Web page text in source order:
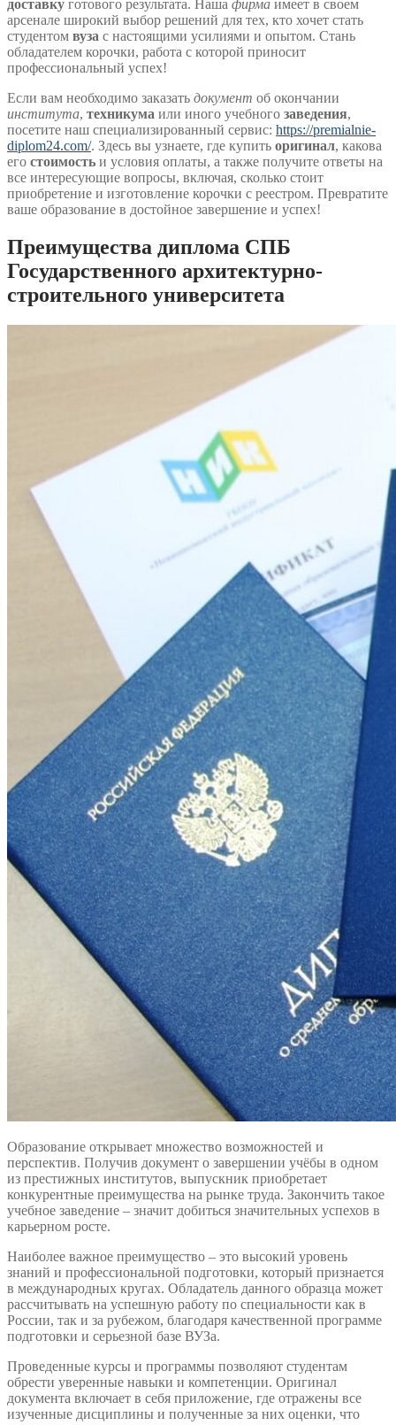
доставку готового результата. Наша фирма имеет в своем
арсенале широкий выбор решений для тех, кто хочет стать
студентом вуза с настоящими усилиями и опытом. Стань
обладателем корочки, работа с которой приносит
профессиональный успех!
Если вам необходимо заказать документ об окончании
института, техникума или иного учебного заведения,
посетите наш специализированный сервис: https://premialnie-
diplom24.com/. Здесь вы узнаете, где купить оригинал, какова
его стоимость и условия оплаты, а также получите ответы на
все интересующие вопросы, включая, сколько стоит
приобретение и изготовление корочки с реестром. Превратите
ваше образование в достойное завершение и успех!
Преимущества диплома СПБ
Государственного архитектурно-
строительного университета
Образование открывает множество возможностей и
перспектив. Получив документ о завершении учёбы в одном
из престижных институтов, выпускник приобретает
конкурентные преимущества на рынке труда. Закончить такое
учебное заведение – значит добиться значительных успехов в
карьерном росте.
Наиболее важное преимущество – это высокий уровень
знаний и профессиональной подготовки, который признается
в международных кругах. Обладатель данного образца может
рассчитывать на успешную работу по специальности как в
России, так и за рубежом, благодаря качественной программе
подготовки и серьезной базе ВУЗа.
Проведенные курсы и программы позволяют студентам
обрести уверенные навыки и компетенции. Оригинал
документа включает в себя приложение, где отражены все
изученные дисциплины и полученные за них оценки, что